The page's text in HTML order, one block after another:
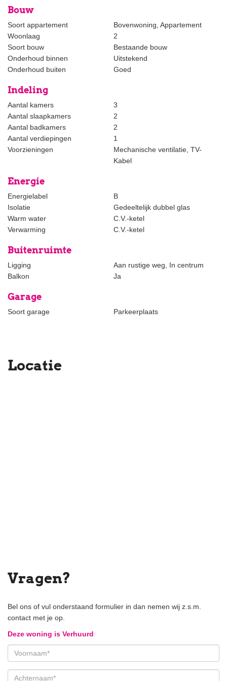
- with 1 parking place;
- rent is excluding utilities;
- directly available;
- min. 12 months;
- virtual viewings possible;
- no affordable housing permit necessary.
We don't charge commission to the tenant!
The foregoing information has been carefully compiled by our
office, among other things on the basis of the data made available
to us by the lessor. However, no liability can be accepted by
Estata Makelaars o.g. for any incomplete or inaccurate
information, nor for the consequences thereof.
Bouw
Soort appartement
Bovenwoning, Appartement
Woonlaag
2
Soort bouw
Bestaande bouw
Onderhoud binnen
Uitstekend
Onderhoud buiten
Goed
Indeling
Aantal kamers
3
Aantal slaapkamers
2
Aantal badkamers
2
Aantal verdiepingen
1
Voorzieningen
Mechanische ventilatie, TV-
Kabel
Energie
Energielabel
B
Isolatie
Gedeeltelijk dubbel glas
Warm water
C.V.-ketel
Verwarming
C.V.-ketel
Buitenruimte
Ligging
Aan rustige weg, In centrum
Balkon
Ja
Garage
Soort garage Parkeerplaats
Locatie
Vragen?
Bel ons of vul onderstaand formulier in dan nemen wij z.s.m.
contact met je op.
Deze woning is Verhuurd